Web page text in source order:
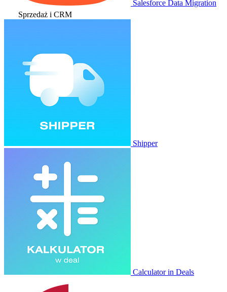
Salesforce Data Migration
Sprzedaż i CRM
Shipper
Calculator in Deals